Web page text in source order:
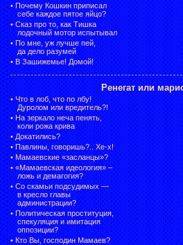
• Почему Кошкин приписал
себе каждое пятое яйцо?
• Сказ про то, как Тишка
лодочный мотор испытывал
• По мне, уж лучше пей,
да дело разумей
• В Зашижемье! Домой!
Ренегат или
• Что в лоб, что по лбу!
Дуролом или вредитель?!
• На зеркало неча пенять,
коли рожа крива
• Докатились?
• Павлины, говоришь?.. Хе-х!
• Мамаевские «засланцы»?
• «Мамаевская идеология» –
ложь и демагогия?
• Со скамьи подсудимых —
в кресло главы
администрации?
• Политическая проституция,
спекуляция и имитация
оппозиции?
• Кто Вы, господин Мамаев?